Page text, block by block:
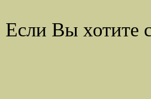
Если Вы хотите